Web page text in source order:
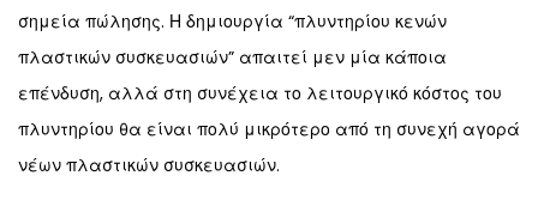
σημεία πώλησης. Η δημιουργία “πλυντηρίου κενών
πλαστικών συσκευασιών” απαιτεί μεν μία κάποια
επένδυση, αλλά στη συνέχεια το λειτουργικό κόστος του
πλυντηρίου θα είναι πολύ μικρότερο από τη συνεχή αγορά
νέων πλαστικών συσκευασιών.